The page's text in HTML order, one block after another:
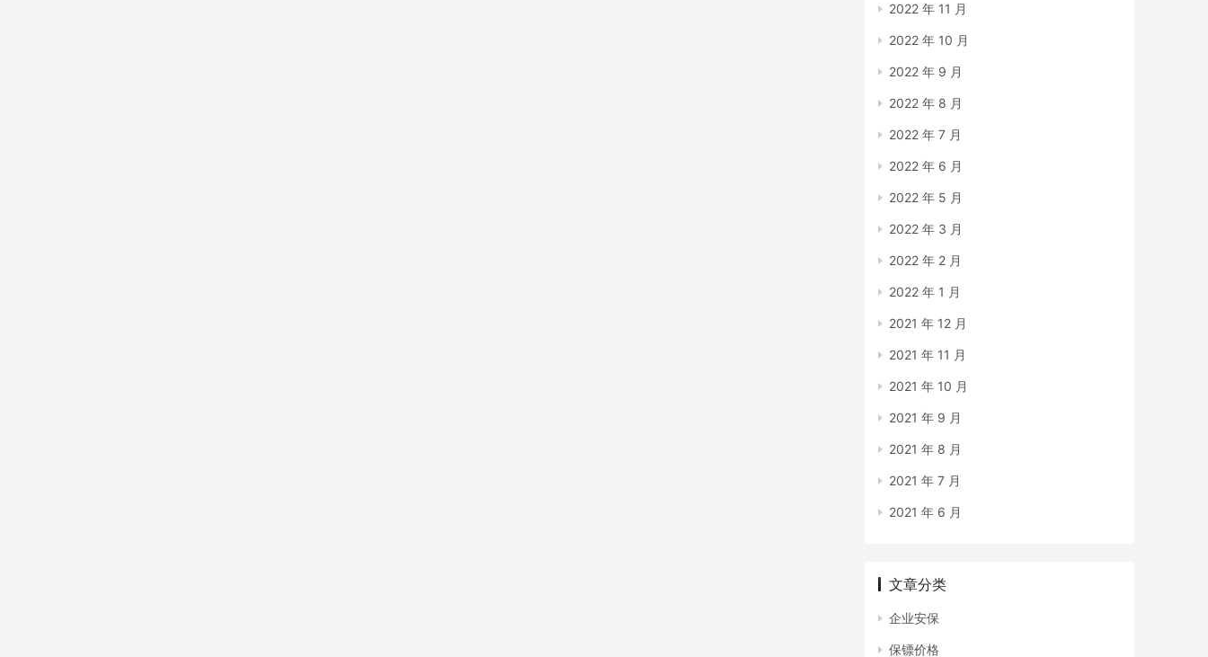
2022 年 11 月
2022 年 10 月
2022 年 9 月
2022 年 8 月
2022 年 7 月
2022 年 6 月
2022 年 5 月
2022 年 3 月
2022 年 2 月
2022 年 1 月
2021 年 12 月
2021 年 11 月
2021 年 10 月
2021 年 9 月
2021 年 8 月
2021 年 7 月
2021 年 6 月
文章分类
企业安保
保镖价格